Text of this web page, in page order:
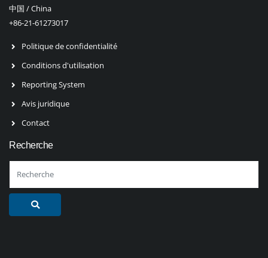
中国 / China
+86-21-61273017
Politique de confidentialité
Conditions d'utilisation
Reporting System
Avis juridique
Contact
Recherche